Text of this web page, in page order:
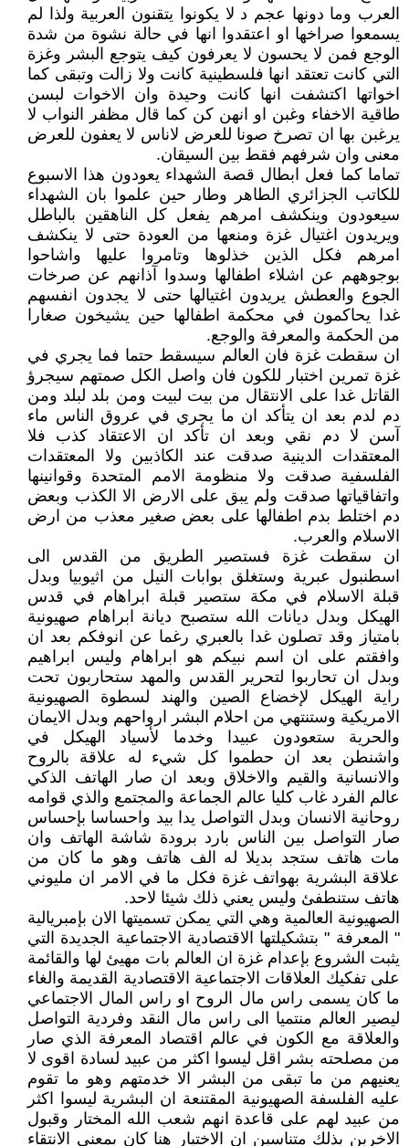
العرب وما دونها عجم د لا يكونوا يتقنون العربية ولذا لم
يسمعوا صراخها او اعتقدوا انها في حالة نشوة من شدة
الوجع فمن لا يحسون لا يعرفون كيف يتوجع البشر وغزة
التي كانت تعتقد انها فلسطينية كانت ولا زالت وتبقى كما
اخواتها اكتشفت انها كانت وحيدة وان الاخوات لبسن
طاقية الاخفاء وغبن او انهن كن كما قال مظفر النواب لا
يرغبن بها ان تصرخ صونا للعرض لاناس لا يعفون للعرض
معنى وان شرفهم فقط بين السيقان.
تماما كما فعل ابطال قصة الشهداء يعودون هذا الاسبوع
للكاتب الجزائري الطاهر وطار حين علموا بان الشهداء
سيعودون وينكشف امرهم يفعل كل الناهقين بالباطل
ويريدون اغتيال غزة ومنعها من العودة حتى لا ينكشف
امرهم فكل الذين خذلوها وتامروا عليها واشاحوا
بوجوههم عن اشلاء اطفالها وسدوا آذانهم عن صرخات
الجوع والعطش يريدون اغتيالها حتى لا يجدون انفسهم
غدا يحاكمون في محكمة اطفالها حين يشيخون صغارا
من الحكمة والمعرفة والوجع.
ان سقطت غزة فان العالم سيسقط حتما فما يجري في
غزة تمرين اختبار للكون فان واصل الكل صمتهم سيجرؤ
القاتل غدا على الانتقال من بيت لبيت ومن بلد لبلد ومن
دم لدم بعد ان يتأكد ان ما يجري في عروق الناس ماء
آسن لا دم نقي وبعد ان تأكد ان الاعتقاد كذب فلا
المعتقدات الدينية صدقت عند الكاذبين ولا المعتقدات
الفلسفية صدقت ولا منظومة الامم المتحدة وقوانينها
واتفاقياتها صدقت ولم يبق على الارض الا الكذب وبعض
دم اختلط بدم اطفالها على بعض صغير معذب من ارض
الاسلام والعرب.
ان سقطت غزة فستصير الطريق من القدس الى
اسطنبول عبرية وستغلق بوابات النيل من اثيوبيا وبدل
قبلة الاسلام في مكة ستصير قبلة ابراهام في قدس
الهيكل وبدل ديانات الله ستصبح ديانة ابراهام صهيونية
بامتياز وقد تصلون غدا بالعبري رغما عن انوفكم بعد ان
وافقتم على ان اسم نبيكم هو ابراهام وليس ابراهيم
وبدل ان تحاربوا لتحرير القدس والمهد ستحاربون تحت
راية الهيكل لإخضاع الصين والهند لسطوة الصهيونية
الامريكية وستنتهي من احلام البشر ارواحهم وبدل الايمان
والحرية ستعودون عبيدا وخدما لأسياد الهيكل في
واشنطن بعد ان حطموا كل شيء له علاقة بالروح
والانسانية والقيم والاخلاق وبعد ان صار الهاتف الذكي
عالم الفرد غاب كليا عالم الجماعة والمجتمع والذي قوامه
روحانية الانسان وبدل التواصل يدا بيد واحساسا بإحساس
صار التواصل بين الناس بارد برودة شاشة الهاتف وان
مات هاتف ستجد بديلا له الف هاتف وهو ما كان من
علاقة البشرية بهواتف غزة فكل ما في الامر ان مليوني
هاتف ستنطفئ وليس يعني ذلك شيئا لاحد.
الصهيونية العالمية وهي التي يمكن تسميتها الان بإمبريالية
" المعرفة " بتشكيلتها الاقتصادية الاجتماعية الجديدة التي
يثبت الشروع بإعدام غزة ان العالم بات مهيئ لها والقائمة
على تفكيك العلاقات الاجتماعية الاقتصادية القديمة والغاء
ما كان يسمى راس مال الروح او راس المال الاجتماعي
ليصير العالم منتميا الى راس مال النقد وفردية التواصل
والعلاقة مع الكون في عالم اقتصاد المعرفة الذي صار
من مصلحته بشر اقل ليسوا اكثر من عبيد لسادة اقوى لا
يعنيهم من ما تبقى من البشر الا خدمتهم وهو ما تقوم
عليه الفلسفة الصهيونية المقتنعة ان البشرية ليسوا اكثر
من عبيد لهم على قاعدة انهم شعب الله المختار وقبول
الاخرين بذلك متناسين ان الاختيار هنا كان بمعنى الانتقاء